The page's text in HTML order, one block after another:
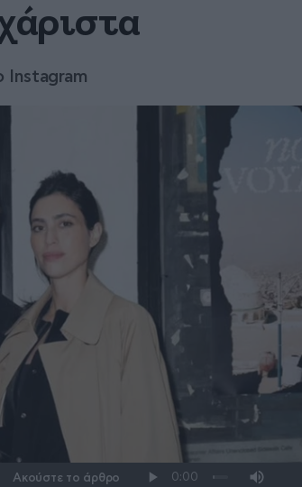
Instagram
Ακούστε το άρθρο